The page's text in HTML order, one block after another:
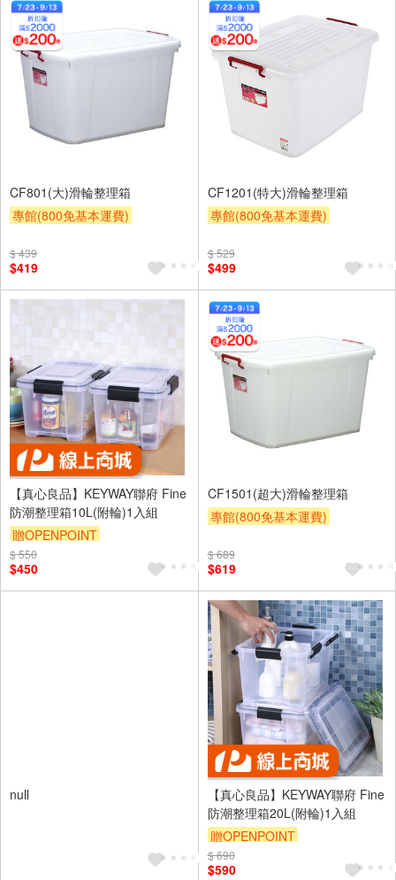
CF801(大)滑輪整理箱
專館(800免基本運費)
$ 439
$419
CF1201(特大)滑輪整理箱
專館(800免基本運費)
$ 529
$499
【真心良品】KEYWAY聯府 Fine
防潮整理箱10L(附輪)1入組
贈OPENPOINT
訂單滿1999享95折
$ 550
$450
CF1501(超大)滑輪整理箱
專館(800免基本運費)
$ 689
$619
null
【真心良品】KEYWAY聯府 Fine
防潮整理箱20L(附輪)1入組
贈OPENPOINT
訂單滿1999享95折
$ 690
$590